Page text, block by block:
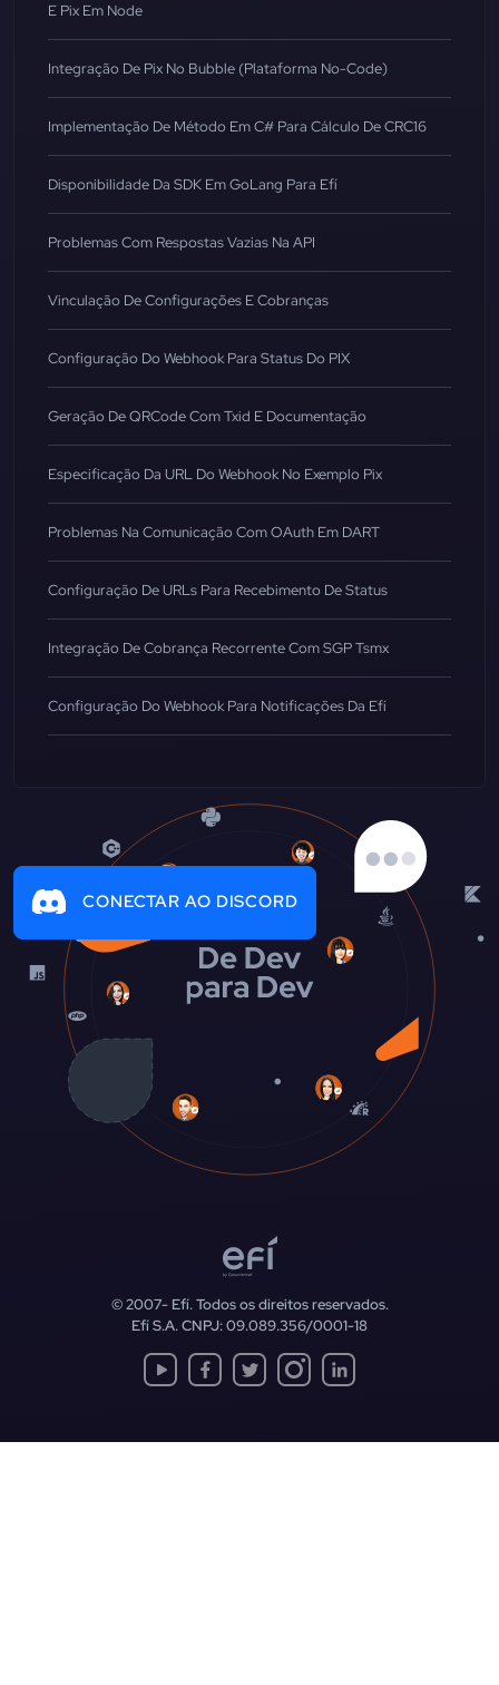
E Pix Em Node
Integração De Pix No Bubble (Plataforma No-Code)
Implementação De Método Em C# Para Cálculo De CRC16
Disponibilidade Da SDK Em GoLang Para Efí
Problemas Com Respostas Vazias Na API
Vinculação De Configurações E Cobranças
Configuração Do Webhook Para Status Do PIX
Geração De QRCode Com Txid E Documentação
Especificação Da URL Do Webhook No Exemplo Pix
Problemas Na Comunicação Com OAuth Em DART
Configuração De URLs Para Recebimento De Status
Integração De Cobrança Recorrente Com SGP Tsmx
Configuração Do Webhook Para Notificações Da Efí
CONECTAR AO DISCORD
© 2007-Efí. Todos os direitos reservados.
Efí S.A. CNPJ: 09.089.356/0001-18